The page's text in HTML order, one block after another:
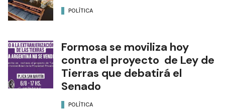
POLÍTICA
Formosa se moviliza hoy
contra el proyecto de Ley de
Tierras que debatirá el
Senado
POLÍTICA